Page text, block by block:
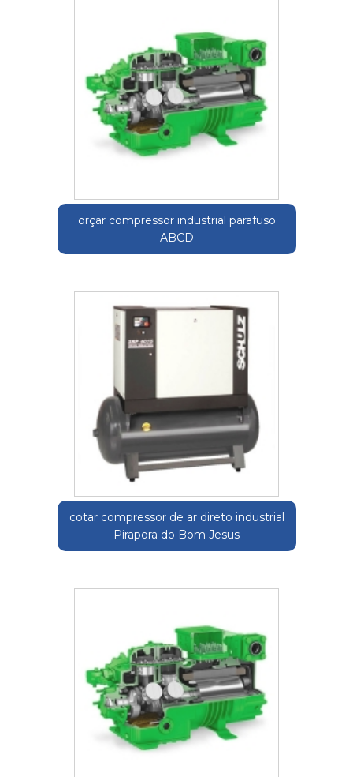
orçar compressor industrial parafuso
ABCD
cotar compressor de ar direto industrial
Pirapora do Bom Jesus